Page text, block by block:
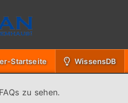
Startseite WissensDB
zu sehen.